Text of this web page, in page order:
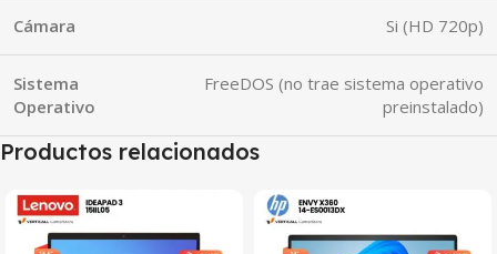
Cámara Si (HD 720p)
Sistema
Operativo
FreeDOS (no trae sistema operativo
preinstalado)
Productos relacionados